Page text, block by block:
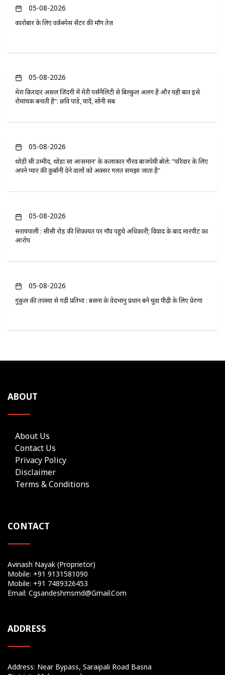
05-08-2026
कारोबार के लिए वर्कस्पेस सेंटर की माँग तेज़
05-08-2026
मेरा किरदार असल ज़िंदगी में मेरी पर्सनैलिटी से बिल्कुल अलग है और यही बात इसे
रोमांचक बनाती है”: छवि पांडे, यादें, सोनी सब
05-08-2026
थोड़ी सी उम्मीद, थोड़ा सा आसमान' के कलाकार गौरव बाजपेयी बोले: "परिवार के लिए
अपने प्यार की कुर्बानी देने वालों को अक्सर गलत समझा जाता है"
05-08-2026
सरायपाली : सीसी रोड़ की शिकायत पर गाँव पहुंचे अधिकारी; विवाद के बाद मारपीट का
आरोप
05-08-2026
गुरुकुल की तपस्या से गढ़ी प्रतिभा : बसना के वेदभानु प्रधान बने युवा पीढ़ी के लिए प्रेरणा
ABOUT
About Us
Contact Us
Privacy Policy
Disclaimer
Terms & Conditions
CONTACT
Avinash Nayak (Proprietor)
Mobile: +91 9131581090
Mobile: +91 7489326453
Email: Cgsandeshmsmd@gmail.com
ADDRESS
Address: Near Bypass, Saraipali Road Basna